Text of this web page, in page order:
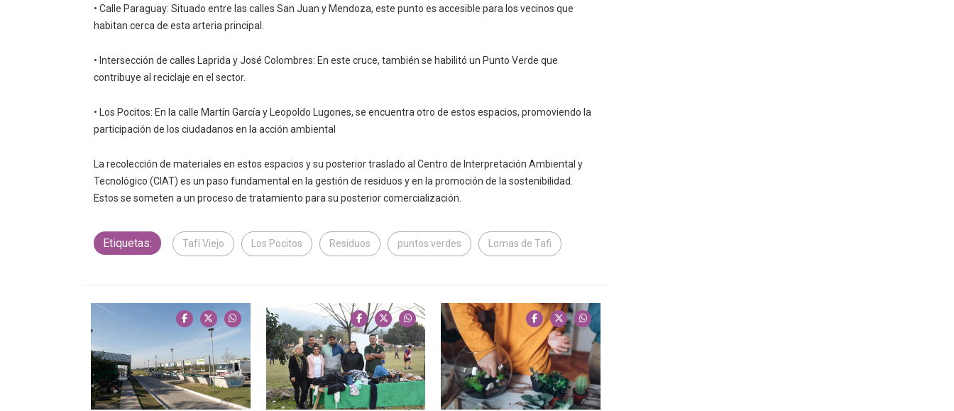
• Calle Paraguay: Situado entre las calles San Juan y Mendoza, este punto es accesible para los vecinos que
habitan cerca de esta arteria principal.
• Intersección de calles Laprida y José Colombres: En este cruce, también se habilitó un Punto Verde que
contribuye al reciclaje en el sector.
• Los Pocitos: En la calle Martín García y Leopoldo Lugones, se encuentra otro de estos espacios, promoviendo la
participación de los ciudadanos en la acción ambiental
La recolección de materiales en estos espacios y su posterior traslado al Centro de Interpretación Ambiental y
Tecnológico (CIAT) es un paso fundamental en la gestión de residuos y en la promoción de la sostenibilidad.
Estos se someten a un proceso de tratamiento para su posterior comercialización.
Etiquetas: Tafí Viejo Los Pocitos Residuos puntos verdes Lomas de Tafi